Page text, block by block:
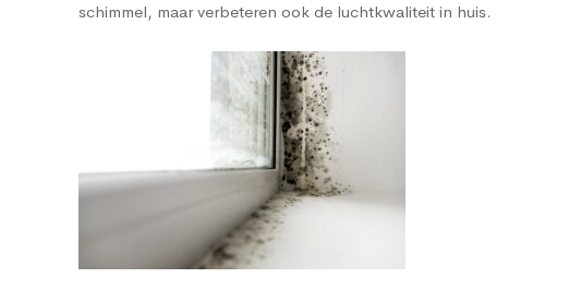
schimmel, maar verbeteren ook de luchtkwaliteit in huis.